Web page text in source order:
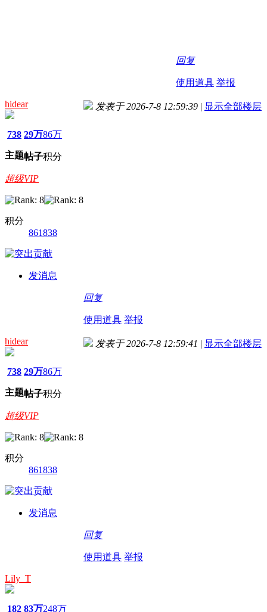
回复
使用道具 举报
hidear
738
主题
29万
帖子
86万
积分
超级VIP
积分
861838
发消息
发表于 2026-7-8 12:59:39 | 显示全部楼层
回复
使用道具 举报
hidear
738
主题
29万
帖子
86万
积分
超级VIP
积分
861838
发消息
发表于 2026-7-8 12:59:41 | 显示全部楼层
回复
使用道具 举报
Lily_T
182 83万248万